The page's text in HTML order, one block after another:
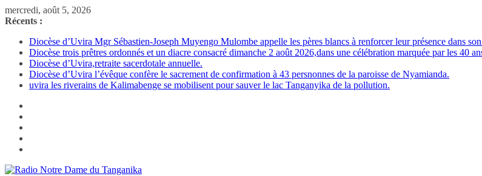
Passer
au
mercredi, août 5, 2026
Récents :
Diocèse d’Uvira Mgr Sébastien-Joseph Muyengo Mulombe appelle les pères blancs à renforcer leur présence dans
Diocèse trois prêtres ordonnés et un diacre consacré dimanche 2 août 2026,dans une célébration marquée par les 40
Diocèse d’Uvira,retraite sacerdotale annuelle.
Diocèse d’Uvira l’évêque confère le sacrement de confirmation à 43 persnonnes de la paroisse de Nyamianda.
uvira les riverains de Kalimabenge se mobilisent pour sauver le lac Tanganyika de la pollution.